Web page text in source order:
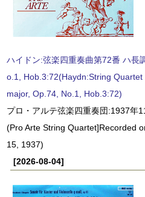
ハイドン:弦楽四重奏曲第72番 ハ長
o.1, Hob.3:72(Haydn:String Quartet
major, Op.74, No.1, Hob.3:72)
プロ・アルテ弦楽四重奏団:1937年
(Pro Arte String Quartet]Recorded
15, 1937)
[2026-08-04]